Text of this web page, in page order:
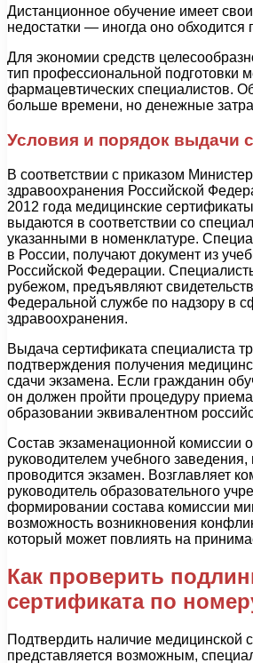
Дистанционное обучение имеет
недостатки — иногда оно обходится
Для экономии средств
тип профессиональной подготовки
фармацевтических специалистов.
больше времени, но денежные
Условия и порядок выдачи
В соответствии с приказом
здравоохранения Российской
2012 года медицинские
выдаются в соответствии со
указанными в номенклатуре.
в России, получают документ из
Российской Федерации.
рубежом, предъявляют
Федеральной службе по надзору в
здравоохранения.
Выдача сертификата специалиста
подтверждения получения
сдачи экзамена. Если гражданин
он должен пройти процедуру
образовании эквивалентном
Состав экзаменационной комиссии
руководителем учебного заведения,
проводится экзамен. Возглавляет
руководитель образовательного
формировании состава комиссии
возможность возникновения
который может повлиять на
Как проверить
сертификата по
Подтвердить наличие медицинской
представляется возможным,